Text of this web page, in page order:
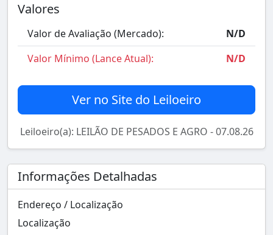
Valores
Valor de Avaliação (Mercado):
N/D
Valor Mínimo (Lance Atual):
N/D
Ver no Site do Leiloeiro
Leiloeiro(a): LEILÃO DE PESADOS E AGRO - 07.08.26
Informações Detalhadas
Endereço / Localização
Localização